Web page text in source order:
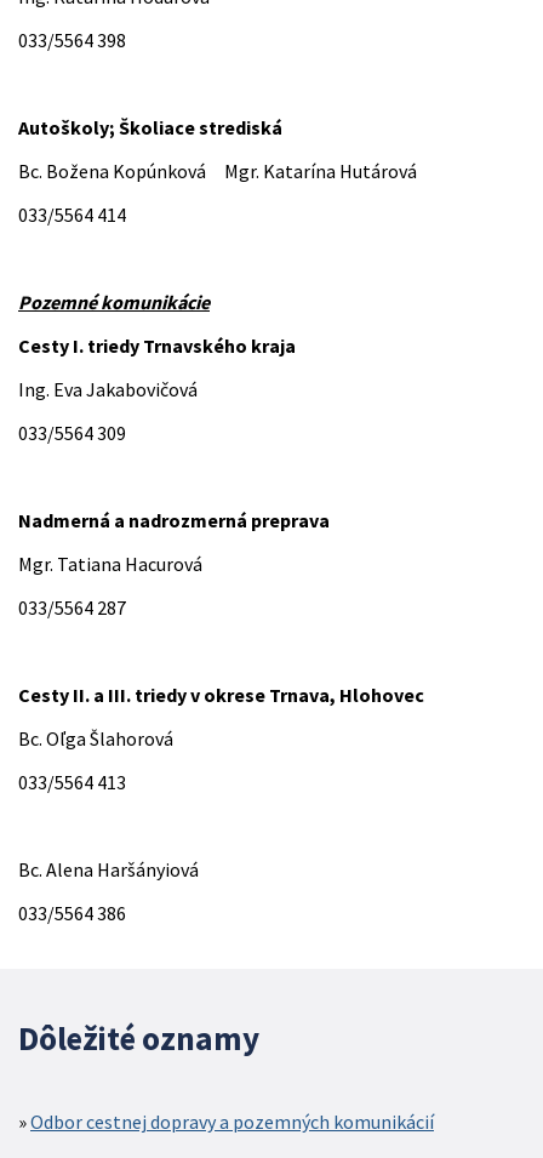
033/5564 398
Autoškoly; Školiace strediská
Bc. Božena Kopúnková Mgr. Katarína Hutárová
033/5564 414
Pozemné komunikácie
Cesty I. triedy Trnavského kraja
Ing. Eva Jakabovičová
033/5564 309
Nadmerná a nadrozmerná preprava
Mgr. Tatiana Hacurová
033/5564 287
Cesty II. a III. triedy v okrese Trnava, Hlohovec
Bc. Oľga Šlahorová
033/5564 413
Bc. Alena Haršányiová
033/5564 386
Dôležité oznamy
Odbor cestnej dopravy a pozemných komunikácií